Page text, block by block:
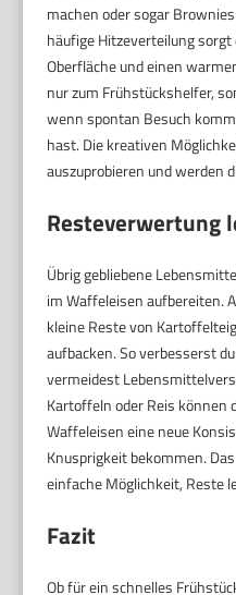
machen oder sogar
häufige Hitzeverteilung
Oberfläche und einen
nur zum Frühstückshelfer,
wenn spontan Besuch
hast. Die kreativen
auszuprobieren und werden
Resteverwertung
Übrig gebliebene
im Waffeleisen aufbereiten.
kleine Reste von
aufbacken. So verbesserst
vermeidest
Kartoffeln oder Reis können
Waffeleisen eine neue
Knusprigkeit bekommen.
einfache Möglichkeit, Reste
Fazit
Ob für ein schnelles